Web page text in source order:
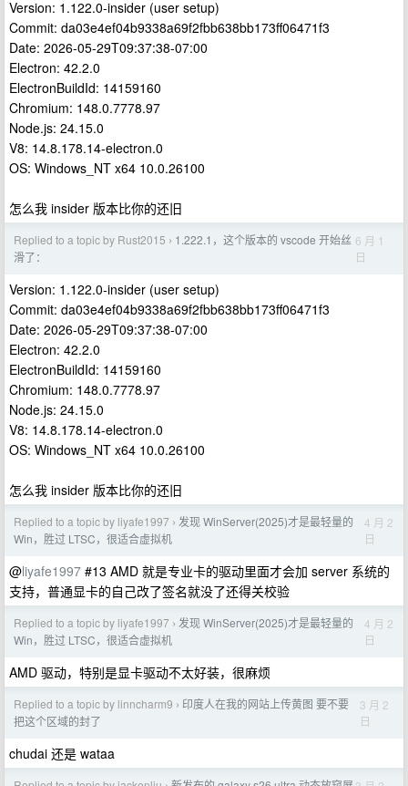
Version: 1.122.0-insider (user setup)
Commit: da03e4ef04b9338a69f2fbb638bb173ff06471f3
Date: 2026-05-29T09:37:38-07:00
Electron: 42.2.0
ElectronBuildId: 14159160
Chromium: 148.0.7778.97
Node.js: 24.15.0
V8: 14.8.178.14-electron.0
OS: Windows_NT x64 10.0.26100
怎么我 insider 版本比你的还旧
Replied to a topic by Rust2015 › 1.222.1，这个版本的 vscode 开始丝
滑了：
6 月 1
日
Version: 1.122.0-insider (user setup)
Commit: da03e4ef04b9338a69f2fbb638bb173ff06471f3
Date: 2026-05-29T09:37:38-07:00
Electron: 42.2.0
ElectronBuildId: 14159160
Chromium: 148.0.7778.97
Node.js: 24.15.0
V8: 14.8.178.14-electron.0
OS: Windows_NT x64 10.0.26100
怎么我 insider 版本比你的还旧
Replied to a topic by liyafe1997 › 发现 WinServer(2025)才是最轻量的
Win，胜过 LTSC，很适合虚拟机
4 月 2
日
@liyafe1997 #13 AMD 就是专业卡的驱动里面才会加 server 系统的
支持，普通显卡的自己改了签名就没了还得关校验
Replied to a topic by liyafe1997 › 发现 WinServer(2025)才是最轻量的
Win，胜过 LTSC，很适合虚拟机
4 月 2
日
AMD 驱动，特别是显卡驱动不太好装，很麻烦
Replied to a topic by linncharm9 › 印度人在我的网站上传黄图 要不要
把这个区域的封了
3 月 2
日
chudai 还是 wataa